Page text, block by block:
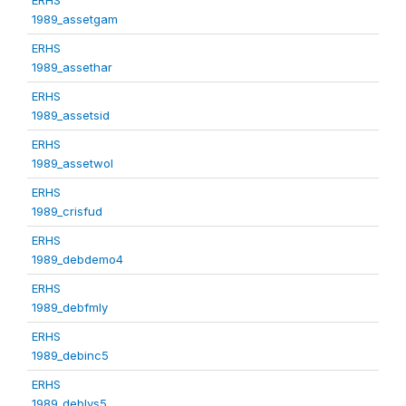
1989_assetgam
ERHS
1989_assethar
ERHS
1989_assetsid
ERHS
1989_assetwol
ERHS
1989_crisfud
ERHS
1989_debdemo4
ERHS
1989_debfmly
ERHS
1989_debinc5
ERHS
1989_deblvs5